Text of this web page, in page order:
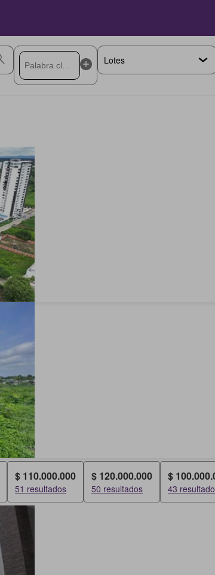
$ 110.000.000
51 resultados
$ 120.000.000
50 resultados
$
43